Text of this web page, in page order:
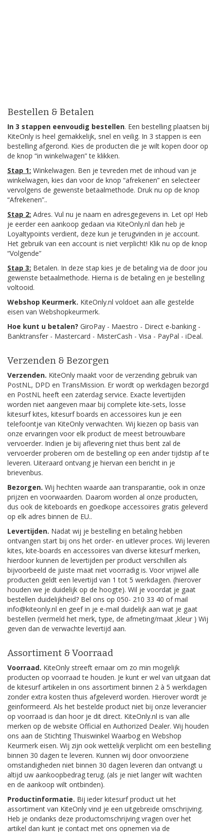
Bestellen & Betalen
In 3 stappen eenvoudig bestellen. Een bestelling plaatsen bij
KiteOnly is heel gemakkelijk, snel en veilig. In 3 stappen is een
bestelling afgerond. Kies de producten die je wilt kopen door op
de knop “in winkelwagen” te klikken.
Stap 1: Winkelwagen. Ben je tevreden met de inhoud van je
winkelwagen, kies dan voor de knop “afrekenen” en selecteer
vervolgens de gewenste betaalmethode. Druk nu op de knop
“Afrekenen”..
Stap 2: Adres. Vul nu je naam en adresgegevens in. Let op! Heb
je eerder een aankoop gedaan via KiteOnly.nl dan heb je
Loyaltypoints verdient, deze kun je terugvinden in je account.
Het gebruik van een account is niet verplicht! Klik nu op de knop
“Volgende”
Stap 3: Betalen. In deze stap kies je de betaling via de door jou
gewenste betaalmethode. Hierna is de betaling en je bestelling
voltooid.
Webshop Keurmerk. KiteOnly.nl voldoet aan alle gestelde
eisen van Webshopkeurmerk.
Hoe kunt u betalen? GiroPay - Maestro - Direct e-banking -
Banktransfer - Mastercard - MisterCash - Visa - PayPal - iDeal.
Verzenden & Bezorgen
Verzenden. KiteOnly maakt voor de verzending gebruik van
PostNL, DPD en TransMission. Er wordt op werkdagen bezorgd
en PostNL heeft een zaterdag service. Exacte levertijden
worden niet aangeven maar bij complete kite-sets, losse
kitesurf kites, kitesurf boards en accessoires kun je een
telefoontje van KiteOnly verwachten. Wij kiezen op basis van
onze ervaringen voor elk product de meest betrouwbare
vervoerder. Indien je bij aflevering niet thuis bent zal de
vervoerder proberen om de bestelling op een ander tijdstip af te
leveren. Uiteraard ontvang je hiervan een bericht in je
brievenbus.
Bezorgen. Wij hechten waarde aan transparantie, ook in onze
prijzen en voorwaarden. Daarom worden al onze producten,
dus ook de kiteboards en goedkope accessoires gratis geleverd
op elk adres binnen de EU..
Levertijden. Nadat wij je bestelling en betaling hebben
ontvangen start bij ons het order- en uitlever proces. Wij leveren
kites, kite-boards en accessoires van diverse kitesurf merken,
hierdoor kunnen de levertijden per product verschillen als
bijvoorbeeld de juiste maat niet voorradig is. Voor vrijwel alle
producten geldt een levertijd van 1 tot 5 werkdagen. (hierover
houden we je duidelijk op de hoogte). Wil je voordat je gaat
bestellen duidelijkheid? Bel ons op 050- 210 33 40 of mail
info@kiteonly.nl en geef in je e-mail duidelijk aan wat je gaat
bestellen (vermeld het merk, type, de afmeting/maat ,kleur ) Wij
geven dan de verwachte levertijd aan.
Assortiment & Voorraad
Voorraad. KiteOnly streeft ernaar om zo min mogelijk
producten op voorraad te houden. Je kunt er wel van uitgaan dat
de kitesurf artikelen in ons assortiment binnen 2 à 5 werkdagen
zonder extra kosten thuis afgeleverd worden. Hierover wordt je
geinformeerd. Als het bestelde product niet bij onze leverancier
op voorraad is dan hoor je dit direct. KiteOnly.nl is van alle
merken op de website Official en Authorized Dealer. Wij houden
ons aan de Stichting Thuiswinkel Waarbog en Webshop
Keurmerk eisen. Wij zijn ook wettelijk verplicht om een bestelling
binnen 30 dagen te leveren. Kunnen wij door onvoorziene
omstandigheden niet binnen 30 dagen leveren dan ontvangt u
altijd uw aankoopbedrag terug. (als je niet langer wilt wachten
en de aankoop wilt ontbinden).
Productinformatie. Bij ieder kitesurf product uit het
assortiment van KiteOnly vind je een uitgebreide omschrijving.
Heb je ondanks deze productomschrijving vragen over het
artikel dan kunt je contact met ons opnemen via de